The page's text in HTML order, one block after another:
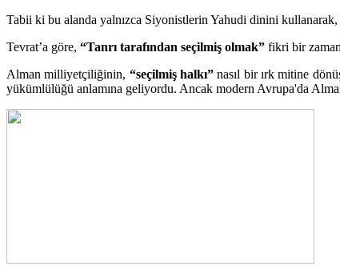
Tabii ki bu alanda yalnızca Siyonistlerin Yahudi dinini kullanarak,
Tevrat’a göre, “Tanrı tarafından seçilmiş olmak” fikri bir
Alman milliyetçiliğinin, “seçilmiş halkı” nasıl bir ırk mitine
yükümlülüğü anlamına geliyordu. Ancak modern Avrupa'da